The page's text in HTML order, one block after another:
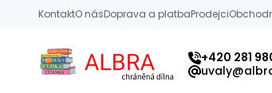
Přeskočit na hlavní obsah
KontaktO násDoprava a platbaProdejci
Albra s.r.o.
+420 281